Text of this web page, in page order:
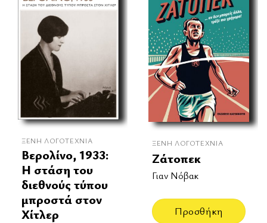
ΞΈΝΗ ΛΟΓΟΤΕΧΝΊΑ
Βερολίνο, 1933:
Η στάση του
διεθνούς τύπου
μπροστά στον
Χίτλερ
ΞΈΝΗ ΛΟΓΟΤΕΧΝΊΑ
Ζάτοπεκ
Γιαν Νόβακ
Προσθήκη